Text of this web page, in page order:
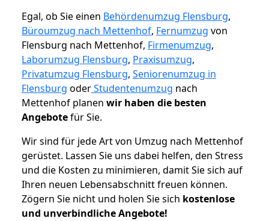
Egal, ob Sie einen Behördenumzug Flensburg,
Büroumzug nach Mettenhof, Fernumzug von
Flensburg nach Mettenhof, Firmenumzug,
Laborumzug Flensburg, Praxisumzug,
Privatumzug Flensburg, Seniorenumzug in
Flensburg oderStudentenumzug nach
Mettenhof planen wir haben die besten
Angebotefür Sie.
Wir sind für jede Art von Umzug nach Mettenhof
gerüstet. Lassen Sie uns dabei helfen, den Stress
und die Kosten zu minimieren, damit Sie sich auf
Ihren neuen Lebensabschnitt freuen können.
Zögern Sie nicht und holen Sie sich kostenlose
und unverbindliche Angebote!